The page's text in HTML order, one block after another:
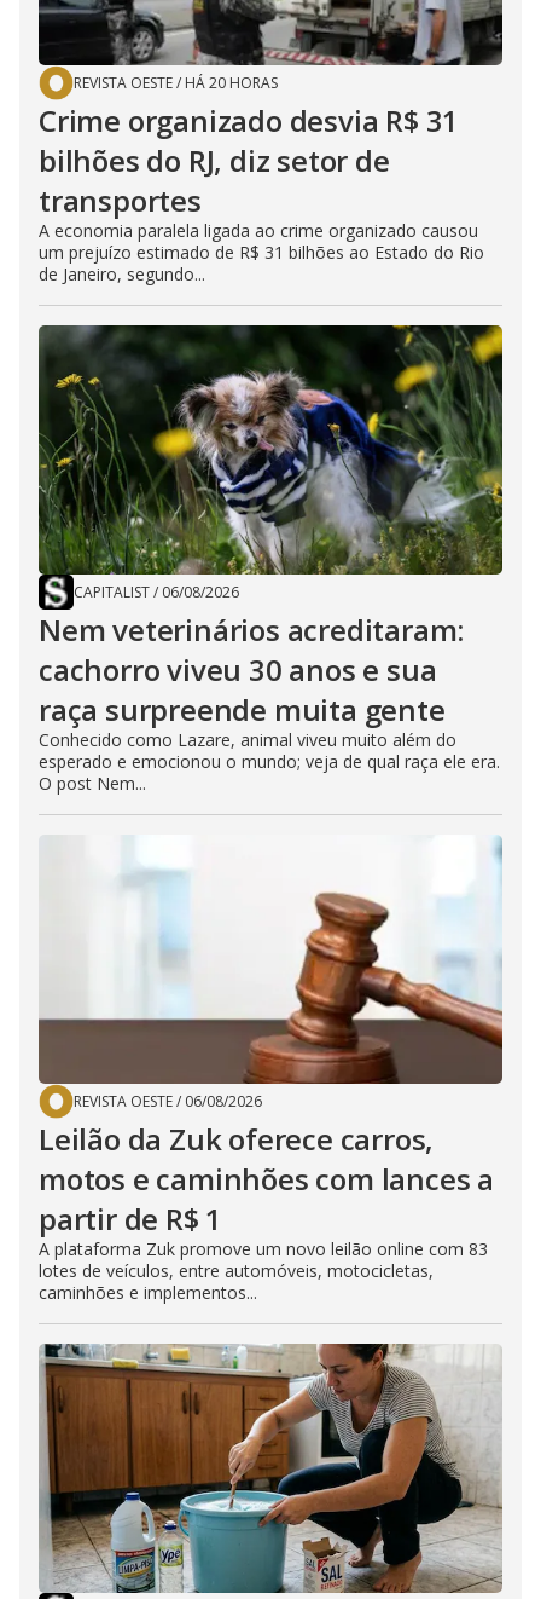
REVISTA OESTE/ HÁ 20 HORAS
Crime organizado desvia R$ 31
bilhões do RJ, diz setor de
transportes
A economia paralela ligada ao crime organizado causou
um prejuízo estimado de R$ 31 bilhões ao Estado do Rio
de Janeiro, segundo...
CAPITALIST/ 06/08/2026
Nem veterinários acreditaram:
cachorro viveu 30 anos e sua
raça surpreende muita gente
Conhecido como Lazare, animal viveu muito além do
esperado e emocionou o mundo; veja de qual raça ele era.
O post Nem...
REVISTA OESTE/ 06/08/2026
Leilão da Zuk oferece carros,
motos e caminhões com lances a
partir de R$ 1
A plataforma Zuk promove um novo leilão online com 83
lotes de veículos, entre automóveis, motocicletas,
caminhões e implementos...